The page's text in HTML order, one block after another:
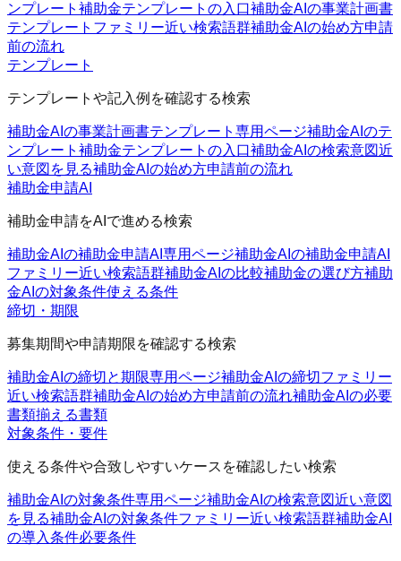
ンプレート 補助金テンプレートの入口補助金AIの事業計画書
テンプレートファミリー近い検索語群補助金AIの始め方申請
前の流れ
テンプレート
テンプレートや記入例を確認する検索
補助金AIの事業計画書テンプレート 専用ページ補助金AIのテ
ンプレート 補助金テンプレートの入口補助金AIの検索意図近
い意図を見る補助金AIの始め方申請前の流れ
補助金申請AI
補助金申請をAIで進める検索
補助金AIの補助金申請AI 専用ページ補助金AIの補助金申請AI
ファミリー近い検索語群補助金AIの比較補助金の選び方補助
金AIの対象条件使える条件
締切・期限
募集期間や申請期限を確認する検索
補助金AIの締切と期限専用ページ補助金AIの締切ファミリー
近い検索語群補助金AIの始め方申請前の流れ補助金AIの必要
書類揃える書類
対象条件・要件
使える条件や合致しやすいケースを確認したい検索
補助金AIの対象条件専用ページ補助金AIの検索意図近い意図
を見る補助金AIの対象条件ファミリー近い検索語群補助金AI
の導入条件必要条件